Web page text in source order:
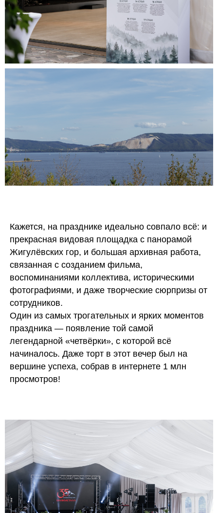
Кажется, на празднике идеально совпало всё: и
прекрасная видовая площадка с панорамой
Жигулёвских гор, и большая архивная работа,
связанная с созданием фильма,
воспоминаниями коллектива, историческими
фотографиями, и даже творческие сюрпризы от
сотрудников.
Один из самых трогательных и ярких моментов
праздника — появление той самой
легендарной «четвёрки», с которой всё
начиналось. Даже торт в этот вечер был на
вершине успеха, собрав в интернете 1 млн
просмотров!